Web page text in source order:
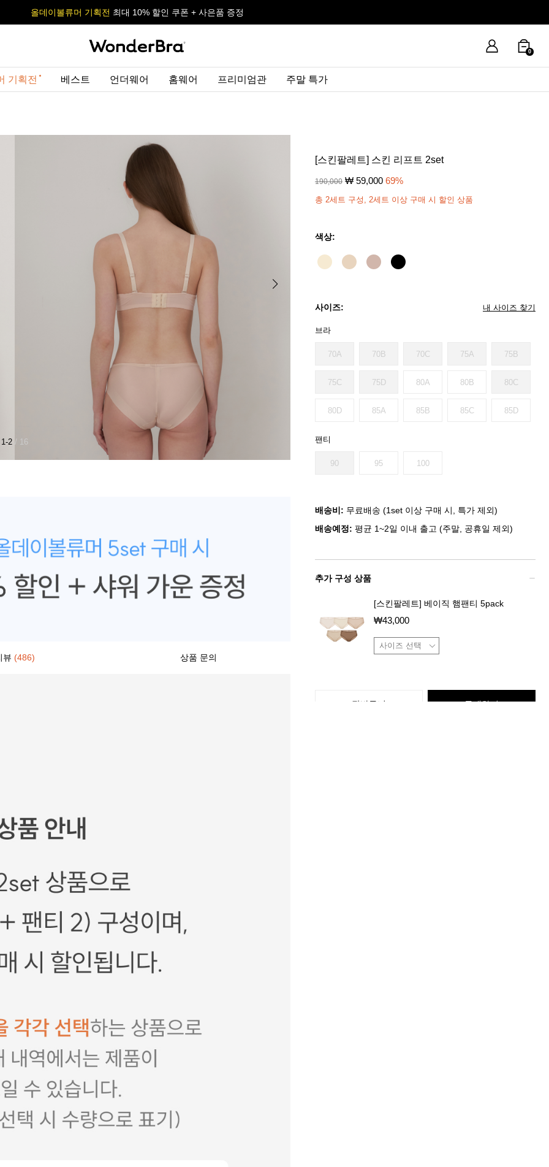
사이즈 무료 교환 서비스
올데이볼류머 기획전 최대 10% 할인 쿠폰 + 사은품 증정
사이즈 무료 교환 서비스
올데이볼류머 기획전 최대 10% 할인 쿠폰 + 사은품 증정
0
기획전 베스트 언더웨어 홈웨어 프리미엄관 주말 특가
1-2 / 16
뷰 (486) 상품 문의
[스킨팔레트] 스킨 리프트 2set
190,000 ₩ 59,000 69%
총 2세트 구성, 2세트 이상 구매 시 할인 상품
색상:
사이즈: 내 사이즈 찾기
브라
70A 70B 70C 75A 75B
75C 75D 80A 80B 80C
80D 85A 85B 85C 85D
팬티
90 95 100
배송비: 무료배송 (1set 이상 구매 시, 특가 제외)
배송예정: 평균 1~2일 이내 출고 (주말, 공휴일 제외)
추가 구성 상품
[스킨팔레트] 베이직 햄팬티 5pack
₩43,000
장바구니 구매하기